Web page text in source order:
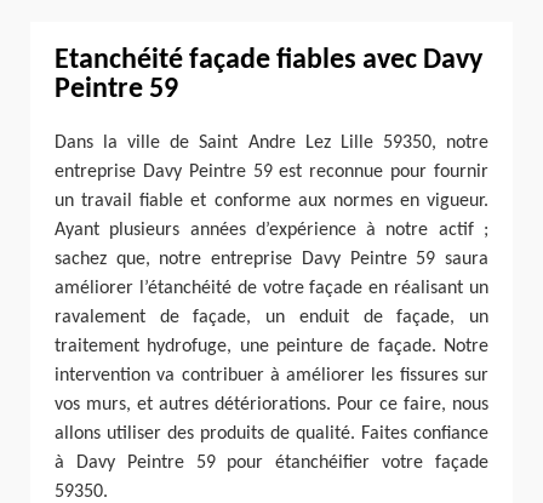
Etanchéité façade fiables avec Davy
Peintre 59
Dans la ville de Saint Andre Lez Lille 59350, notre
entreprise Davy Peintre 59 est reconnue pour fournir
un travail fiable et conforme aux normes en vigueur.
Ayant plusieurs années d’expérience à notre actif ;
sachez que, notre entreprise Davy Peintre 59 saura
améliorer l’étanchéité de votre façade en réalisant un
ravalement de façade, un enduit de façade, un
traitement hydrofuge, une peinture de façade. Notre
intervention va contribuer à améliorer les fissures sur
vos murs, et autres détériorations. Pour ce faire, nous
allons utiliser des produits de qualité. Faites confiance
à Davy Peintre 59 pour étanchéifier votre façade
59350.